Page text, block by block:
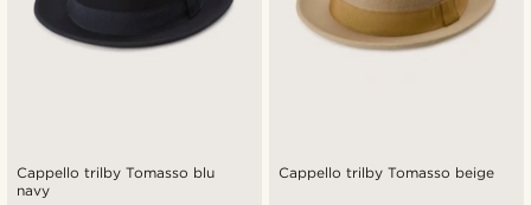
Cappello trilby Tomasso blu
navy
Cappello trilby Tomasso beige